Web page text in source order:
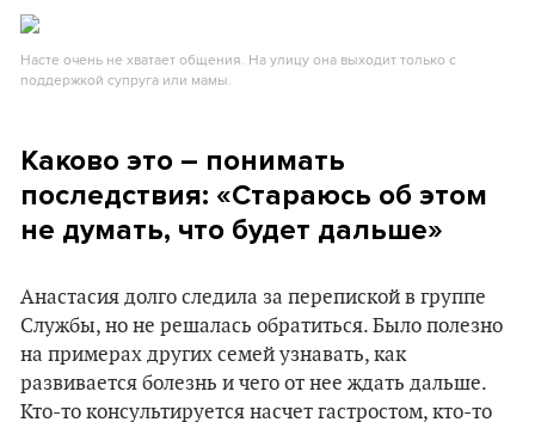
Насте очень не хватает общения. На улицу она выходит только с
поддержкой супруга или мамы.
Каково это – понимать
последствия: «Стараюсь об этом
не думать, что будет дальше»
Анастасия долго следила за перепиской в группе
Службы, но не решалась обратиться. Было полезно
на примерах других семей узнавать, как
развивается болезнь и чего от нее ждать дальше.
Кто-то консультируется насчет гастростом, кто-то